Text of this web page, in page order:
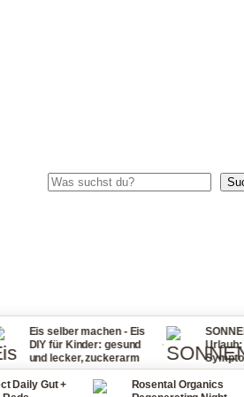
Suchen
machen - Eis
Kinder: gesund
lecker, zuckerarm
·
SONNENSTICH
Urlaub: Ursachen,
Symptome, Erste
bei Fieber,
und
+
Rosental Organics